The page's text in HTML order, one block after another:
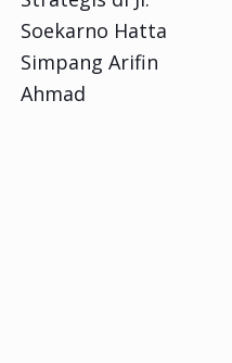
Soekarno Hatta
Simpang Arifin
Ahmad